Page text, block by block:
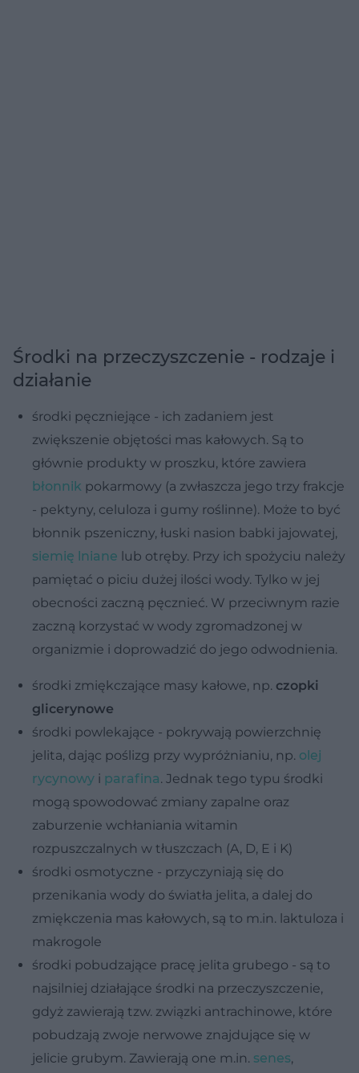
Środki na przeczyszczenie - rodzaje i
działanie
środki pęczniejące - ich zadaniem jest
zwiększenie objętości mas kałowych. Są to
głównie produkty w proszku, które zawiera
błonnik pokarmowy (a zwłaszcza jego trzy frakcje
- pektyny, celuloza i gumy roślinne). Może to być
błonnik pszeniczny, łuski nasion babki jajowatej,
siemię lniane lub otręby. Przy ich spożyciu należy
pamiętać o piciu dużej ilości wody. Tylko w jej
obecności zaczną pęcznieć. W przeciwnym razie
zaczną korzystać w wody zgromadzonej w
organizmie i doprowadzić do jego odwodnienia.
środki zmiękczające masy kałowe, np. czopki
glicerynowe
środki powlekające - pokrywają powierzchnię
jelita, dając poślizg przy wypróżnianiu, np. olej
rycynowy i parafina. Jednak tego typu środki
mogą spowodować zmiany zapalne oraz
zaburzenie wchłaniania witamin
rozpuszczalnych w tłuszczach (A, D, E i K)
środki osmotyczne - przyczyniają się do
przenikania wody do światła jelita, a dalej do
zmiękczenia mas kałowych, są to m.in. laktuloza i
makrogole
środki pobudzające pracę jelita grubego - są to
najsilniej działające środki na przeczyszczenie,
gdyż zawierają tzw. związki antrachinowe, które
pobudzają zwoje nerwowe znajdujące się w
jelicie grubym. Zawierają one m.in. senes,